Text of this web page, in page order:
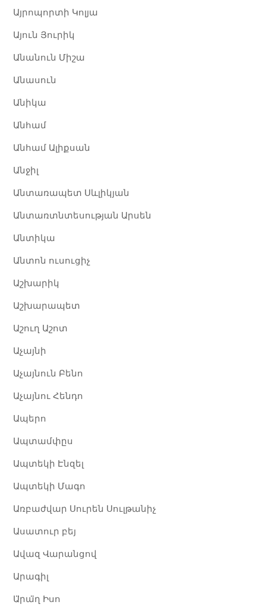
Այրոպորտի Կոլյա
Այուն Յուրիկ​
Անանուն Միշա
Անասուն
Անիկա
Անհամ
Անհամ Ալիքսան
Անջիլ
Անտառապետ Սևլիկյան
Անտառտնտեսության Արսեն
Անտիկա
Անտոն ուսուցիչ
Աշխարիկ
Աշխարապետ
Աշուղ Աշոտ
Աչայնի
Աչայնուն Բենո
Աչայնու Հենդո
Ապերո
Ապտամփըս
Ապտեկի Էնզել
Ապտեկի Մագո
Առբաժվար Սուրեն Սուլթանիչ
Ասատուր բեյ
Ավազ Վարանցով
Արագիլ
Ա̈րա̈ղ Իսո